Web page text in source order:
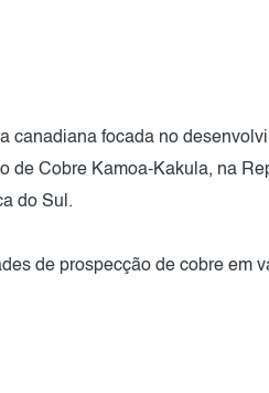
canadiana focada no
de Cobre Kamoa-Kakula, na
do Sul.
de prospecção de cobre em